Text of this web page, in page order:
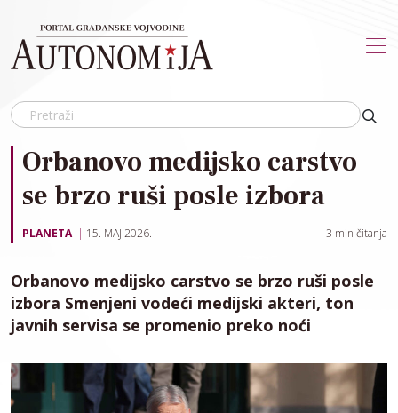
Orbanovo medijsko carstvo
se brzo ruši posle izbora
PLANETA 15. MAJ 2026. 3 min čitanja
Orbanovo medijsko carstvo se brzo ruši posle
izbora Smenjeni vodeći medijski akteri, ton
javnih servisa se promenio preko noći